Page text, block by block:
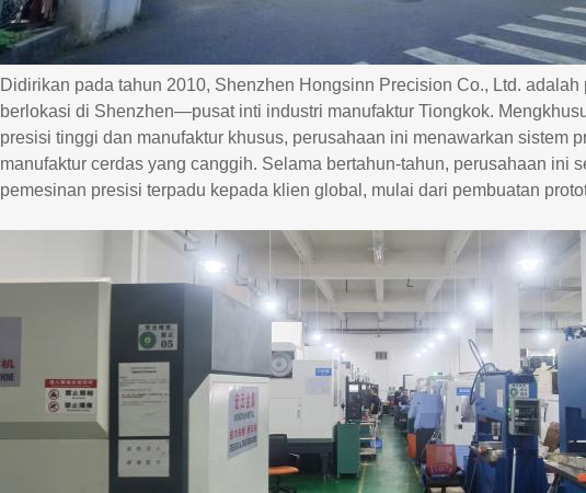
Didirikan pada tahun 2010, Shenzhen Hongsinn Precision Co., Ltd.
berlokasi di Shenzhen—pusat inti industri manufaktur Tiongkok.
presisi tinggi dan manufaktur khusus, perusahaan ini menawarkan sistem
manufaktur cerdas yang canggih. Selama bertahun-tahun, perusahaan ini
pemesinan presisi terpadu kepada klien global, mulai dari pembuatan